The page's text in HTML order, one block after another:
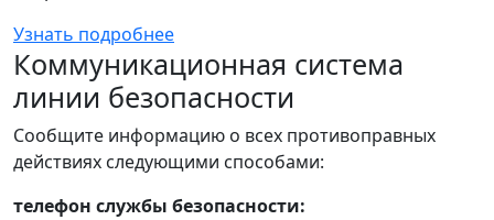
Узнать подробнее
Коммуникационная система
линии безопасности
Сообщите информацию о всех противоправных
действиях следующими способами:
телефон службы безопасности: